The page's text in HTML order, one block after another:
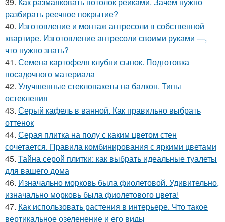
разбирать реечное покрытие?
40. Изготовление и монтаж антресоли в собственной
квартире. Изготовление антресоли своими руками —,
что нужно знать?
41. Семена картофеля клубни сынок. Подготовка
посадочного материала
42. Улучшенные стеклопакеты на балкон. Типы
остекления
43. Серый кафель в ванной. Как правильно выбрать
оттенок
44. Серая плитка на полу с каким цветом стен
сочетается. Правила комбинирования с яркими цветами
45. Тайна серой плитки: как выбрать идеальные туалеты
для вашего дома
46. Изначально морковь была фиолетовой. Удивительно,
изначально морковь была фиолетового цвета!
47. Как использовать растения в интерьере. Что такое
вертикальное озеленение и его виды